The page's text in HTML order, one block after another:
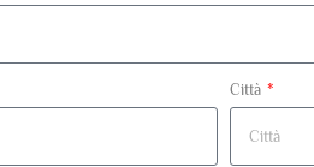
Città